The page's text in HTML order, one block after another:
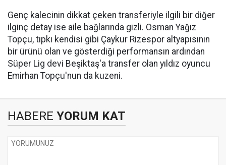
Genç kalecinin dikkat çeken transferiyle ilgili bir diğer
ilginç detay ise aile bağlarında gizli. Osman Yağız
Topçu, tıpkı kendisi gibi Çaykur Rizespor altyapısının
bir ürünü olan ve gösterdiği performansın ardından
Süper Lig devi Beşiktaş'a transfer olan yıldız oyuncu
Emirhan Topçu'nun da kuzeni.
HABERE YORUM KAT